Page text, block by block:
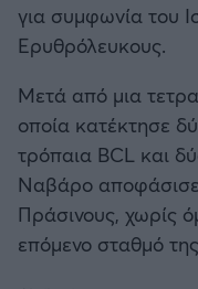
Καλαμάτα
Μπαρτσελόνα
Ρεάλ Μαδρίτης
Ατλέτικο
για συμφωνία του
Ερυθρόλευκους.
Μετά από μια
οποία κατέκτησε
τρόπαια BCL και
Ναβάρο
Πράσινους, χωρίς
επόμενο σταθμό